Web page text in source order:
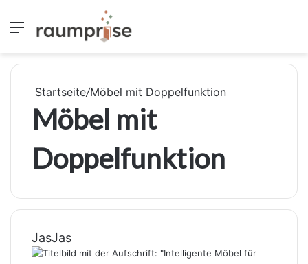
Menü
Startseite/Möbel mit Doppelfunktion
Möbel mit
Doppelfunktion
JasJas